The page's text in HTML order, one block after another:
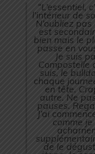
“L’essentiel,
l’intérieur de
N’oubliez
est
bien mais le
passe en
Je suis
Compostelle
suis, le
chaque
en tête.
autre. Ne
pauses.
J’ai
comme
de le